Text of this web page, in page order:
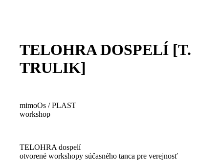
TELOHRA DOSPELÍ [T.
TRULIK]
mimoOs / PLAST
workshop
TELOHRA dospelí
otvorené workshopy súčasného tanca pre verejnosť